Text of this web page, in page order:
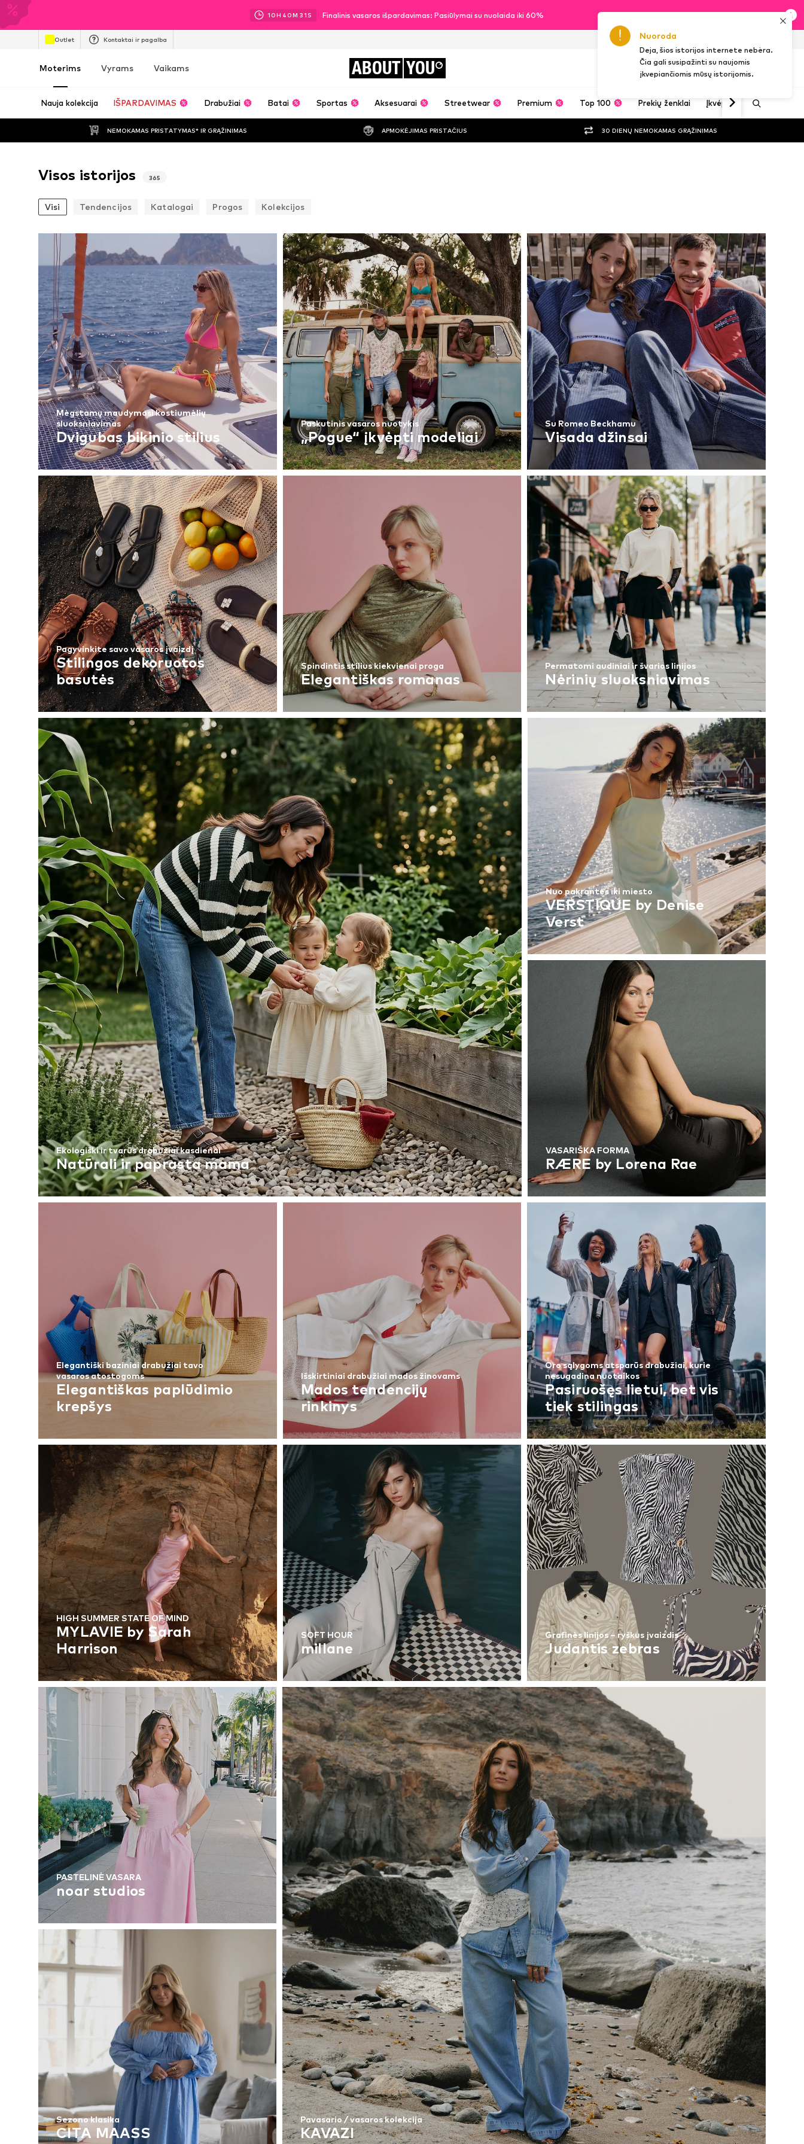
10H 40M 28 S Finalinis vasaros išpardavimas: Pasiūlymai su nuolaida iki 60%
Outlet Kontaktai ir pagalba
Moterims Vyrams Vaikams ABOUT YOU
Nauja kolekcija IŠPARDAVIMAS Drabužiai Batai Sportas Aksesuarai Streetwear Premium Top 100 Prekių ženklai Įkvėpimas
NEMOKAMAS PRISTATYMAS* IR GRĄŽINIMAS APMOKĖJIMAS PRISTAČIUS 30 DIENŲ NEMOKAMAS GRĄŽINIMAS
Visos istorijos 365
Visi Tendencijos Katalogai Progos Kolekcijos
Mėgstamų maudymosi kostiumėlių
sluoksniavimas
Dvigubas bikinio stilius
Paskutinis vasaros nuotykis
„Pogue“ įkvėpti modeliai
Su Romeo Beckhamu
Visada džinsai
Pagyvinkite savo vasaros įvaizdį
Stilingos dekoruotos
basutės
Spindintis stilius kiekvienai proga
Elegantiškas romanas
Permatomi audiniai ir švarios linijos
Nėrinių sluoksniavimas
Nuo pakrantės iki miesto
VERSTIQUE by Denise
Verst
VASARIŠKA FORMA
RÆRE by Lorena Rae
Ekologiški ir tvarūs drabužiai kasdienai
Natūrali ir paprasta mama
Elegantiški baziniai drabužiai tavo
vasaros atostogoms
Elegantiškas paplūdimio
krepšys
Išskirtiniai drabužiai mados žinovams
Mados tendencijų
rinkinys
Oro sąlygoms atsparūs drabužiai, kurie
nesugadina nuotaikos
Pasiruošęs lietui, bet vis
tiek stilingas
HIGH SUMMER STATE OF MIND
MYLAVIE by Sarah
Harrison
SOFT HOUR
millane
Grafinės linijos – ryškus įvaizdis
Judantis zebras
PASTELINĖ VASARA
noar studios
Sezono klasika
CITA MAASS
Pavasario / vasaros kolekcija
KAVAZI
Nuoroda
Deja, šios istorijos internete nebėra.
Čia gali susipažinti su naujomis
įkvepiančiomis mūsų istorijomis.